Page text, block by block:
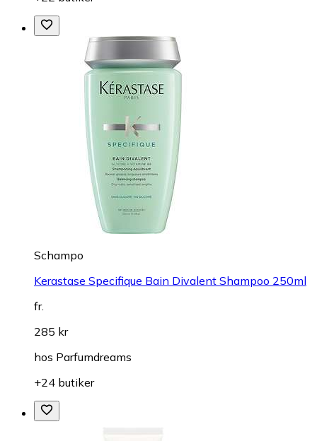
Schampo
Kerastase Specifique Bain Divalent Shampoo 250ml
fr.
285 kr
hos Parfumdreams
+24 butiker